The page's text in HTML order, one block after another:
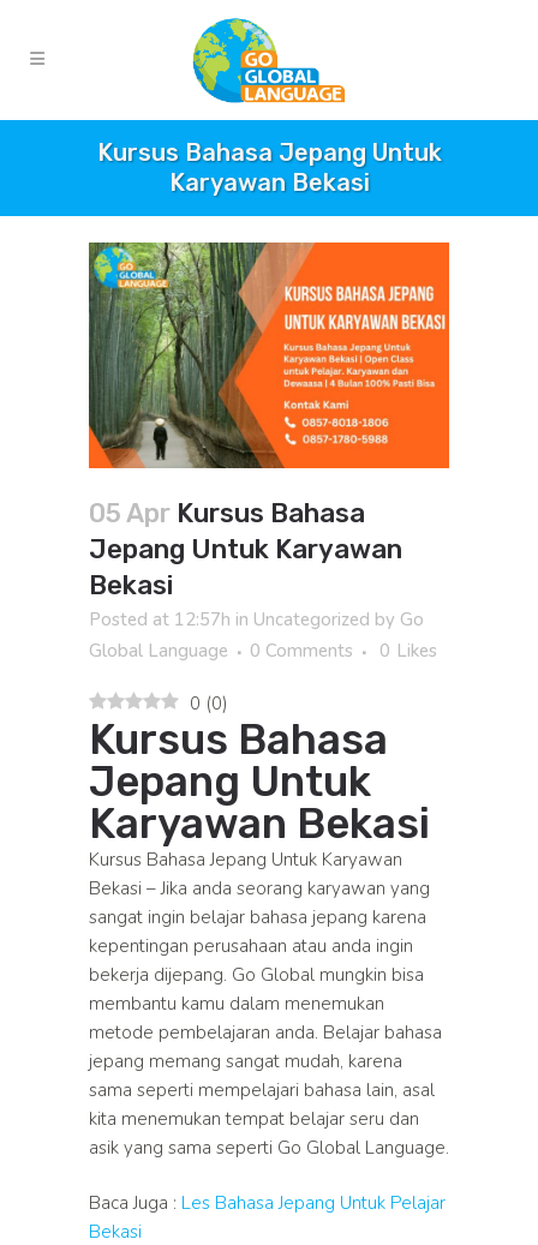
Kursus Bahasa Jepang Untuk
Karyawan Bekasi
05 Apr Kursus Bahasa
Jepang Untuk Karyawan
Bekasi
Posted at 12:57h in Uncategorized by Go
Global Language
0 Comments 0 Likes
0 (0)
Kursus Bahasa
Jepang Untuk
Karyawan Bekasi
Kursus Bahasa Jepang Untuk Karyawan
Bekasi – Jika anda seorang karyawan yang
sangat ingin belajar bahasa jepang karena
kepentingan perusahaan atau anda ingin
bekerja dijepang. Go Global mungkin bisa
membantu kamu dalam menemukan
metode pembelajaran anda. Belajar bahasa
jepang memang sangat mudah, karena
sama seperti mempelajari bahasa lain, asal
kita menemukan tempat belajar seru dan
asik yang sama seperti Go Global Language.
Baca Juga : Les Bahasa Jepang Untuk Pelajar
Bekasi